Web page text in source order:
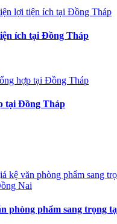
ích tại Đồng Tháp
tại Đồng Tháp
phòng phẩm sang trọng